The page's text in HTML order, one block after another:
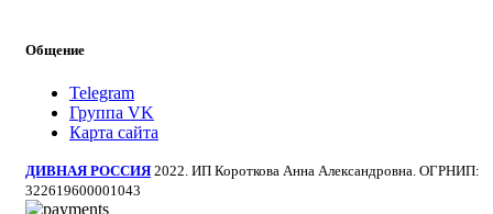
Общение
Telegram
Группа VK
Карта сайта
ДИВНАЯ РОССИЯ 2022. ИП Короткова Анна Александровна. ОГРНИП:
322619600001043